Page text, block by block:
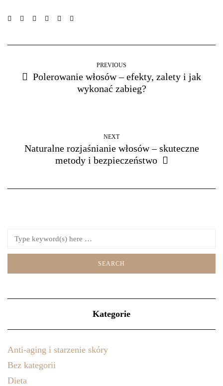
PREVIOUS
Polerowanie włosów – efekty, zalety i jak
wykonać zabieg?
NEXT
Naturalne rozjaśnianie włosów – skuteczne
metody i bezpieczeństwo
Kategorie
Anti-aging i starzenie skóry
Bez kategorii
Dieta